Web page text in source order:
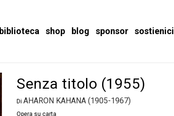
biblioteca shop blog sponsor sostienici
Senza titolo (1955)
Di AHARON KAHANA (1905-1967)
Opera su carta